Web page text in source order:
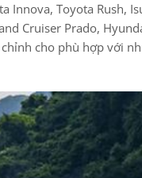
Innova, Toyota Rush,
Cruiser Prado,
cho phù hợp với